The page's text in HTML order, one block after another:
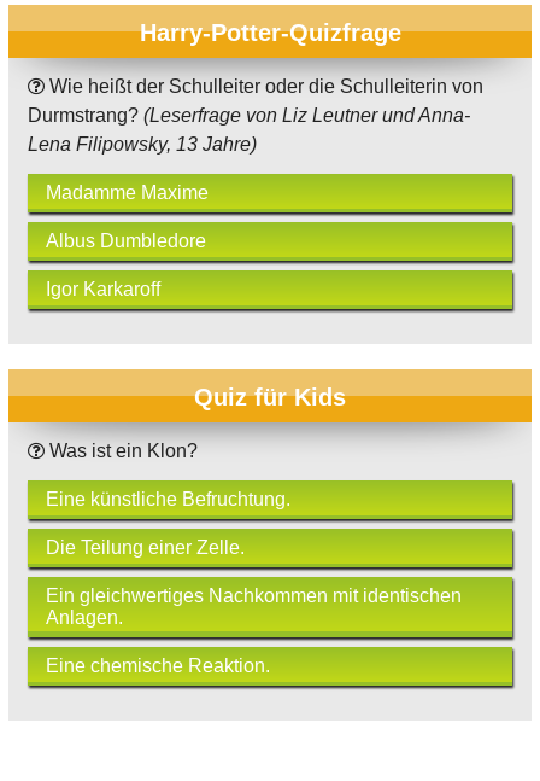
Harry-Potter-Quizfrage
Wie heißt der Schulleiter oder die Schulleiterin von
Durmstrang? (Leserfrage von Liz Leutner und Anna-
Lena Filipowsky, 13 Jahre)
Madamme Maxime
Albus Dumbledore
Igor Karkaroff
Quiz für Kids
Was ist ein Klon?
Eine künstliche Befruchtung.
Die Teilung einer Zelle.
Ein gleichwertiges Nachkommen mit identischen
Anlagen.
Eine chemische Reaktion.